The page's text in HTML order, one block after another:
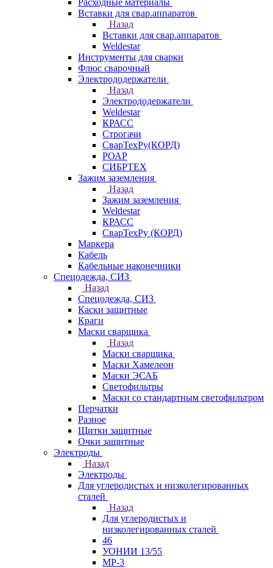
Расходные материалы
Вставки для свар.аппаратов
Назад
Вставки для свар.аппаратов
Weldestar
Инструменты для сварки
Флюс сварочный
Электрододержатели
Назад
Электрододержатели
Weldestar
КРАСС
Строгачи
СварТехРу(КОРД)
РОАР
СИБРТЕХ
Зажим заземления
Назад
Зажим заземления
Weldestar
КРАСС
СварТехРу (КОРД)
Маркера
Кабель
Кабельные наконечники
Спецодежда, СИЗ
Назад
Спецодежда, СИЗ
Каски защитные
Краги
Маски сварщика
Назад
Маски сварщика
Маски Хамелеон
Маски ЭСАБ
Светофильтры
Маски со стандартным светофильтром
Перчатки
Разное
Щитки защитные
Очки защитные
Электроды
Назад
Электроды
Для углеродистых и низколегированных
сталей
Назад
Для углеродистых и
низколегированных сталей
46
УОНИИ 13/55
МР-3